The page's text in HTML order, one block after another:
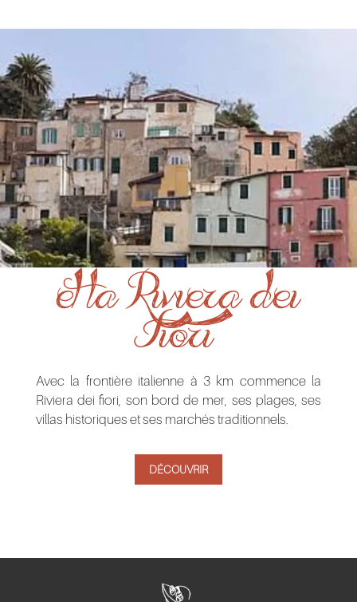
et la Riviera dei
Fiori
Avec la frontière italienne à 3 km commence la
Riviera dei fiori, son bord de mer, ses plages, ses
villas historiques et ses marchés traditionnels.
DÉCOUVRIR